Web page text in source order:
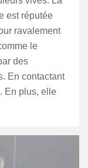
est réputée
ravalement
le
des
En contactant
En plus, elle